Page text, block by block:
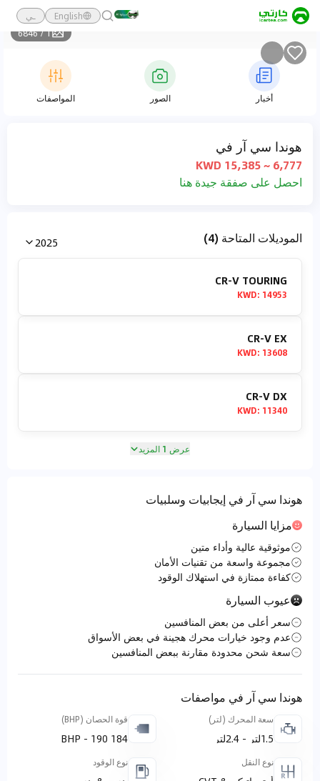
English
ـي
1
/
6846
أخبار الصور المواصفات
هوندا سي آر في
6,777 ~ 15,385 KWD
احصل على صفقة جيدة هنا
الموديلات المتاحة (4) 2025
CR-V TOURING
KWD: 14953
CR-V EX
KWD: 13608
CR-V DX
KWD: 11340
عرض 1 المزيد
هوندا سي آر في إيجابيات وسلبيات
مزايا السيارة
موثوقية عالية وأداء متين
مجموعة واسعة من تقنيات الأمان
كفاءة ممتازة في استهلاك الوقود
عيوب السيارة
سعر أعلى من بعض المنافسين
عدم وجود خيارات محرك هجينة في بعض الأسواق
سعة شحن محدودة مقارنة ببعض المنافسين
هوندا سي آر في مواصفات
سعة المحرك (لتر)
1.5لتر - 2.4لتر
قوة الحصان (BHP)
184 BHP - 190
نوع النقل نوع الوقود